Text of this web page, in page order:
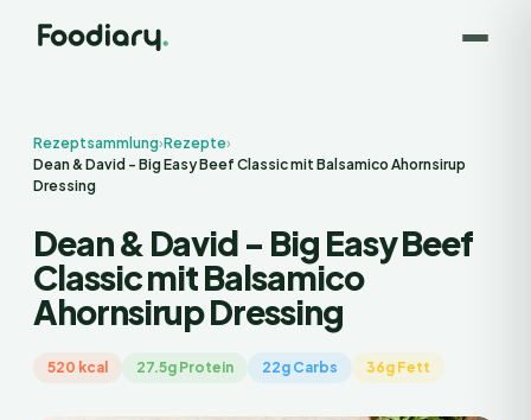
Rezeptsammlung›Rezepte›
Dean & David - Big Easy Beef Classic mit Balsamico Ahornsirup
Dressing
Dean & David - Big Easy Beef
Classic mit Balsamico
Ahornsirup Dressing
520 kcal 27.5g Protein 22g Carbs 36g Fett